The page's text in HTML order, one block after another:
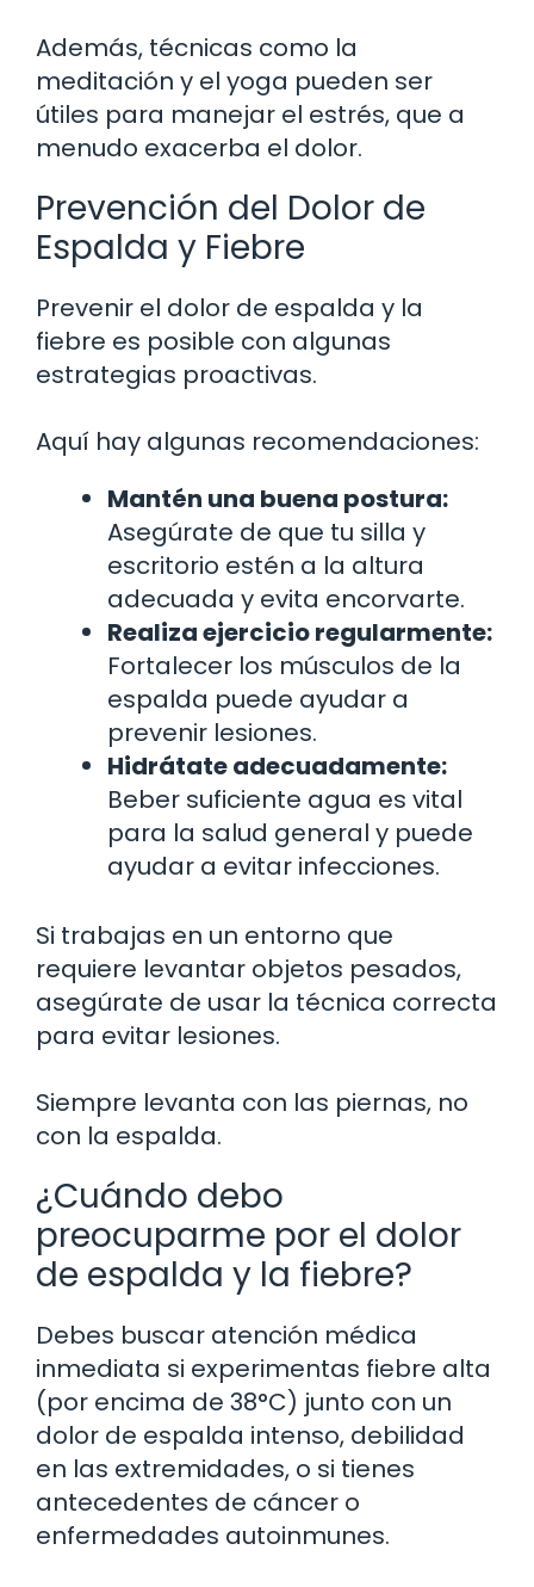
Además, técnicas como la
meditación y el yoga pueden ser
útiles para manejar el estrés, que a
menudo exacerba el dolor.
Prevención del Dolor de
Espalda y Fiebre
Prevenir el dolor de espalda y la
fiebre es posible con algunas
estrategias proactivas.
Aquí hay algunas recomendaciones:
Mantén una buena postura:
Asegúrate de que tu silla y
escritorio estén a la altura
adecuada y evita encorvarte.
Realiza ejercicio regularmente:
Fortalecer los músculos de la
espalda puede ayudar a
prevenir lesiones.
Hidrátate adecuadamente:
Beber suficiente agua es vital
para la salud general y puede
ayudar a evitar infecciones.
Si trabajas en un entorno que
requiere levantar objetos pesados,
asegúrate de usar la técnica correcta
para evitar lesiones.
Siempre levanta con las piernas, no
con la espalda.
¿Cuándo debo
preocuparme por el dolor
de espalda y la fiebre?
Debes buscar atención médica
inmediata si experimentas fiebre alta
(por encima de 38°C) junto con un
dolor de espalda intenso, debilidad
en las extremidades, o si tienes
antecedentes de cáncer o
enfermedades autoinmunes.